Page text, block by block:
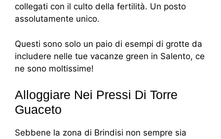
collegati con il culto della fertilità. Un posto
assolutamente unico.
Questi sono solo un paio di esempi di grotte da
includere nelle tue vacanze green in Salento, ce
ne sono moltissime!
Alloggiare Nei Pressi Di Torre
Guaceto
Sebbene la zona di Brindisi non sempre sia